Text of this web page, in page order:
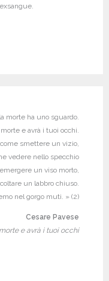
morte ha uno sguardo.
e avrà i tuoi occhi.
come smettere un vizio,
vedere nello specchio
un viso morto,
un labbro chiuso.
nel gorgo muti. » (2)
Cesare Pavese
e avrà i tuoi occhi